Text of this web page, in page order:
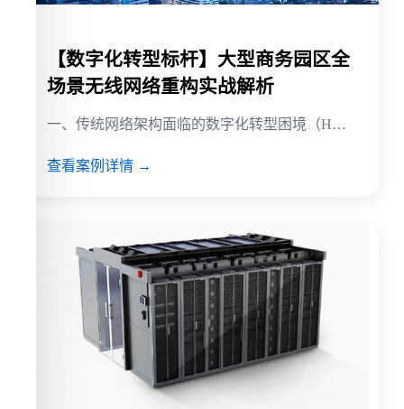
【数字化转型标杆】大型商务园区全
场景无线网络重构实战解析
一、传统网络架构面临的数字化转型困境（H…
查看案例详情 →